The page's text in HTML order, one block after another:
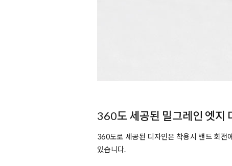
360도 세공된 밀그레인 엣지
360도로 세공된 디자인은 착용시 밴드 회전
있습니다.